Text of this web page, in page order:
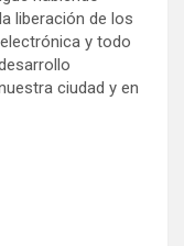
liberación de los
y todo
ciudad y en